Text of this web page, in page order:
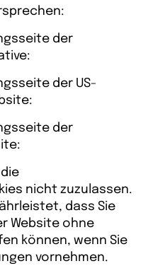
der
der US-
der
nicht zuzulassen.
dass Sie
Website ohne
können, wenn Sie
vornehmen.